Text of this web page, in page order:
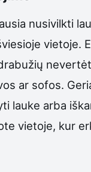
nusivilkti
vietoje.
ar sofos.
lauke arba
vietoje, kur